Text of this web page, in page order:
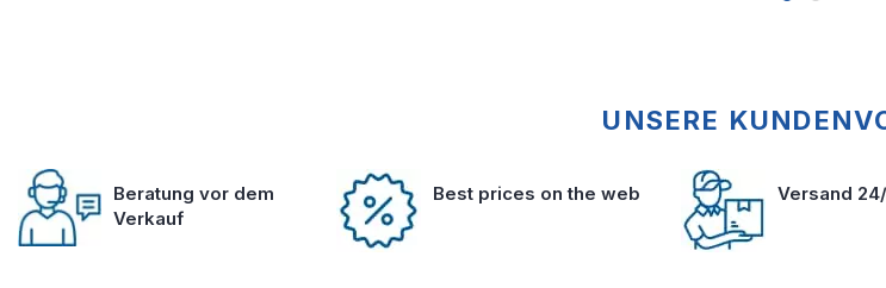
UNSERE
Beratung vor dem
Verkauf
Best prices on the web Versand